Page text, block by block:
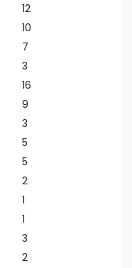
12
10
7
3
16
9
3
5
5
2
1
1
3
2